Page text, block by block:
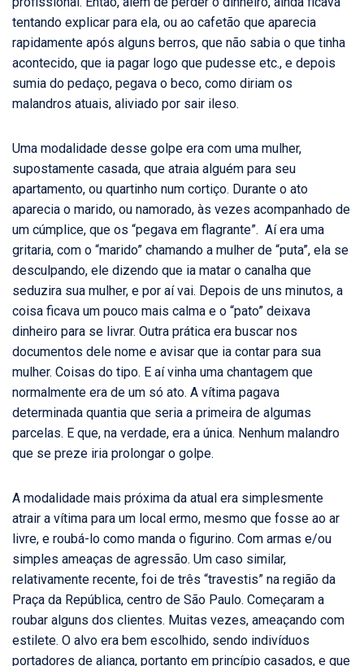
tentando explicar para ela, ou ao cafetão que aparecia
rapidamente após alguns berros, que não sabia o que tinha
acontecido, que ia pagar logo que pudesse etc., e depois
sumia do pedaço, pegava o beco, como diriam os
malandros atuais, aliviado por sair ileso.
Uma modalidade desse golpe era com uma mulher,
supostamente casada, que atraia alguém para seu
apartamento, ou quartinho num cortiço. Durante o ato
aparecia o marido, ou namorado, às vezes acompanhado de
um cúmplice, que os “pegava em flagrante”. Aí era uma
gritaria, com o “marido” chamando a mulher de “puta”, ela se
desculpando, ele dizendo que ia matar o canalha que
seduzira sua mulher, e por aí vai. Depois de uns minutos, a
coisa ficava um pouco mais calma e o “pato” deixava
dinheiro para se livrar. Outra prática era buscar nos
documentos dele nome e avisar que ia contar para sua
mulher. Coisas do tipo. E aí vinha uma chantagem que
normalmente era de um só ato. A vítima pagava
determinada quantia que seria a primeira de algumas
parcelas. E que, na verdade, era a única. Nenhum malandro
que se preze iria prolongar o golpe.
A modalidade mais próxima da atual era simplesmente
atrair a vítima para um local ermo, mesmo que fosse ao ar
livre, e roubá-lo como manda o figurino. Com armas e/ou
simples ameaças de agressão. Um caso similar,
relativamente recente, foi de três “travestis” na região da
Praça da República, centro de São Paulo. Começaram a
roubar alguns dos clientes. Muitas vezes, ameaçando com
estilete. O alvo era bem escolhido, sendo indivíduos
portadores de aliança, portanto em princípio casados, e que